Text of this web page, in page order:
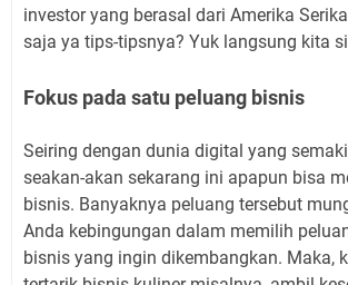
investor yang berasal dari Amerika
saja ya tips-tipsnya? Yuk langsung kita
Fokus pada satu peluang bisnis
Seiring dengan dunia digital yang
seakan-akan sekarang ini apapun bisa
bisnis. Banyaknya peluang tersebut
Anda kebingungan dalam memilih
bisnis yang ingin dikembangkan. Maka,